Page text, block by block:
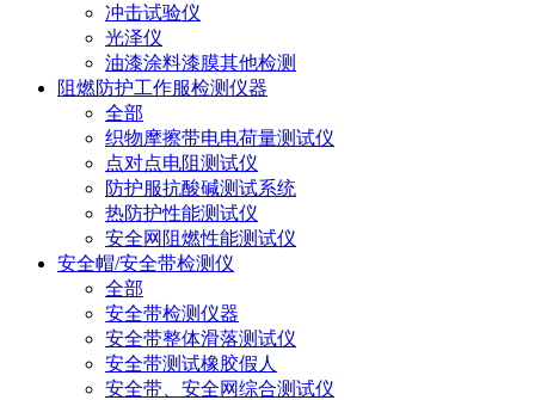
冲击试验仪
光泽仪
油漆涂料漆膜其他检测
阻燃防护工作服检测仪器
全部
织物摩擦带电电荷量测试仪
点对点电阻测试仪
防护服抗酸碱测试系统
热防护性能测试仪
安全网阻燃性能测试仪
安全帽/安全带检测仪
全部
安全带检测仪器
安全带整体滑落测试仪
安全带测试橡胶假人
安全带、安全网综合测试仪